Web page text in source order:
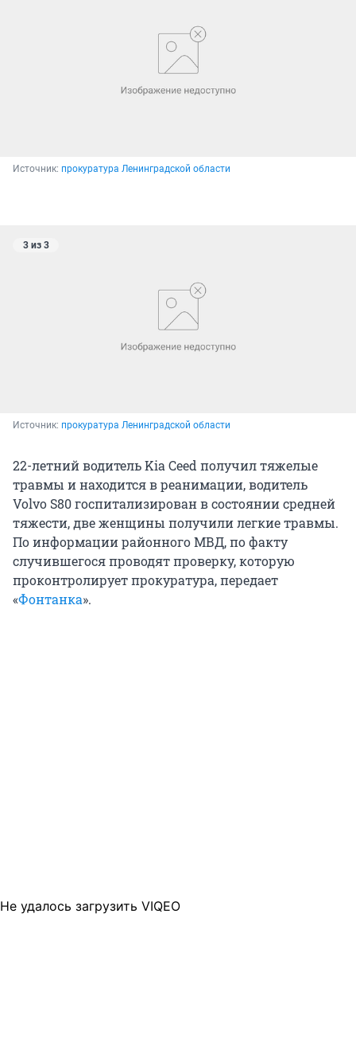
Источник: прокуратура Ленинградской области
3 из 3
Источник: прокуратура Ленинградской области
22-летний водитель Kia Ceed получил тяжелые
травмы и находится в реанимации, водитель
Volvo S80 госпитализирован в состоянии средней
тяжести, две женщины получили легкие травмы.
По информации районного МВД, по факту
случившегося проводят проверку, которую
проконтролирует прокуратура, передает
«Фонтанка».
Не удалось загрузить VIQEO